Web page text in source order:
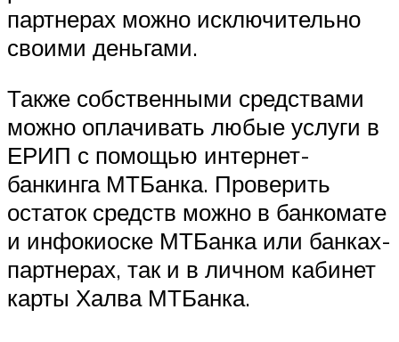
партнерах можно исключительно
своими деньгами.
Также собственными средствами
можно оплачивать любые услуги в
ЕРИП с помощью интернет-
банкинга МТБанка. Проверить
остаток средств можно в банкомате
и инфокиоске МТБанка или банках-
партнерах, так и в личном кабинет
карты Халва МТБанка.